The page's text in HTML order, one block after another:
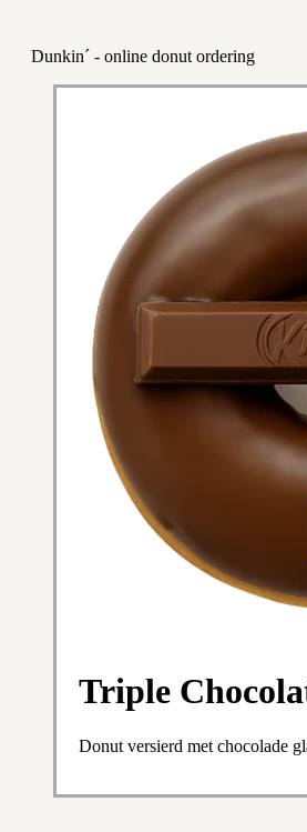
Dunkin´ - online donut ordering
Triple
Donut versierd met chocolade